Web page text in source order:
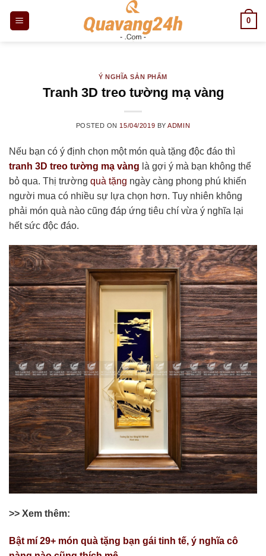
0
Ý NGHĨA SẢN PHẨM
Tranh 3D treo tường mạ vàng
POSTED ON 15/04/2019 BYADMIN
Nếu bạn có ý định chọn một món quà tặng độc đáo thì
tranh 3D treo tường mạ vàng là gợi ý mà bạn không thể
bỏ qua. Thị trường quà tặng ngày càng phong phú khiến
người mua có nhiều sự lựa chọn hơn. Tuy nhiên không
phải món quà nào cũng đáp ứng tiêu chí vừa ý nghĩa lại
hết sức độc đáo.
>> Xem thêm:
Bật mí 29+ món quà tặng bạn gái tinh tế, ý nghĩa cô